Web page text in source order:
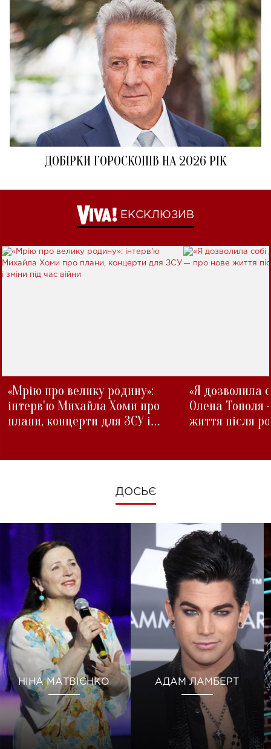
ДОБІРКИ ГОРОСКОПІВ НА 2026 РІК
ЕКСКЛЮЗИВ
«Мрію про велику родину»:
інтерв'ю Михайла Хоми про
плани, концерти для ЗСУ і
«Я дозволила
Олена Тополя
життя після
ДОСЬЄ
НІНА МАТВІЄНКО АДАМ ЛАМБЕРТ